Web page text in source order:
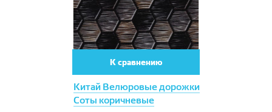
Китай Велюровые дорожки
Соты коричневые
К сравнению